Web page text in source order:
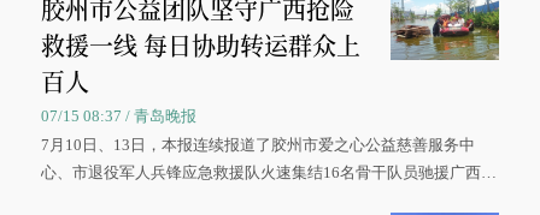
胶州市公益团队坚守广西抢险
救援一线 每日协助转运群众上
百人
07/15 08:37 / 青岛晚报
7月10日、13日，本报连续报道了胶州市爱之心公益慈善服务中
心、市退役军人兵锋应急救援队火速集结16名骨干队员驰援广西灾